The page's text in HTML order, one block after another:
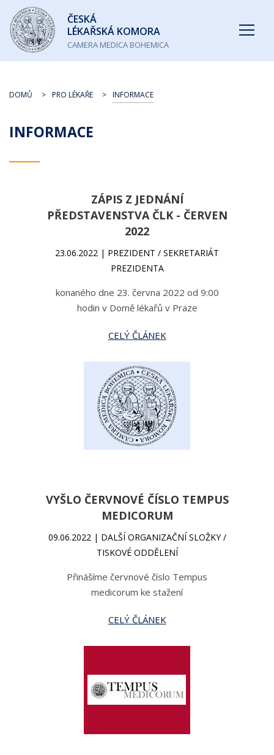
Česká
lékařská
komora
ČESKÁ
LÉKAŘSKÁ KOMORA
CAMERA MEDICA BOHEMICA
INFORMACE
DOMŮ PRO LÉKAŘE INFORMACE
ZÁPIS Z JEDNÁNÍ
PŘEDSTAVENSTVA ČLK - ČERVEN
2022
23.06.2022 | PREZIDENT / SEKRETARIÁT
PREZIDENTA
konaného dne 23. června 2022 od 9:00
hodin v Domě lékařů v Praze
CELÝ ČLÁNEK
VYŠLO ČERVNOVÉ ČÍSLO TEMPUS
MEDICORUM
09.06.2022 | DALŠÍ ORGANIZAČNÍ SLOŽKY /
TISKOVÉ ODDĚLENÍ
Přinášíme červnové číslo Tempus
medicorum ke stažení
CELÝ ČLÁNEK